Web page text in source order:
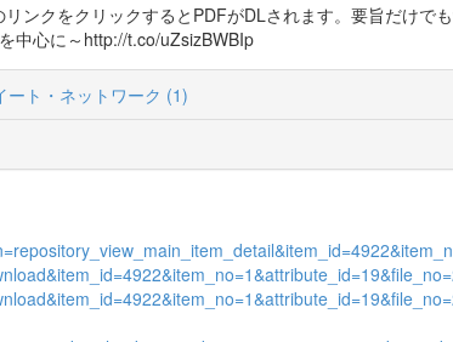
ンクをクリックするとPDFがDLされます。要旨だけで
中心に～http://t.co/uZsizBWBIp
ート・ネットワーク (1)